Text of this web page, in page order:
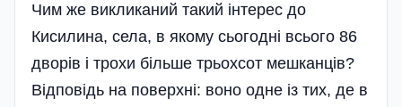
Чим же викликаний такий інтерес до
Кисилина, села, в якому сьогодні всього 86
дворів і трохи більше трьохсот мешканців?
Відповідь на поверхні: воно одне із тих, де в